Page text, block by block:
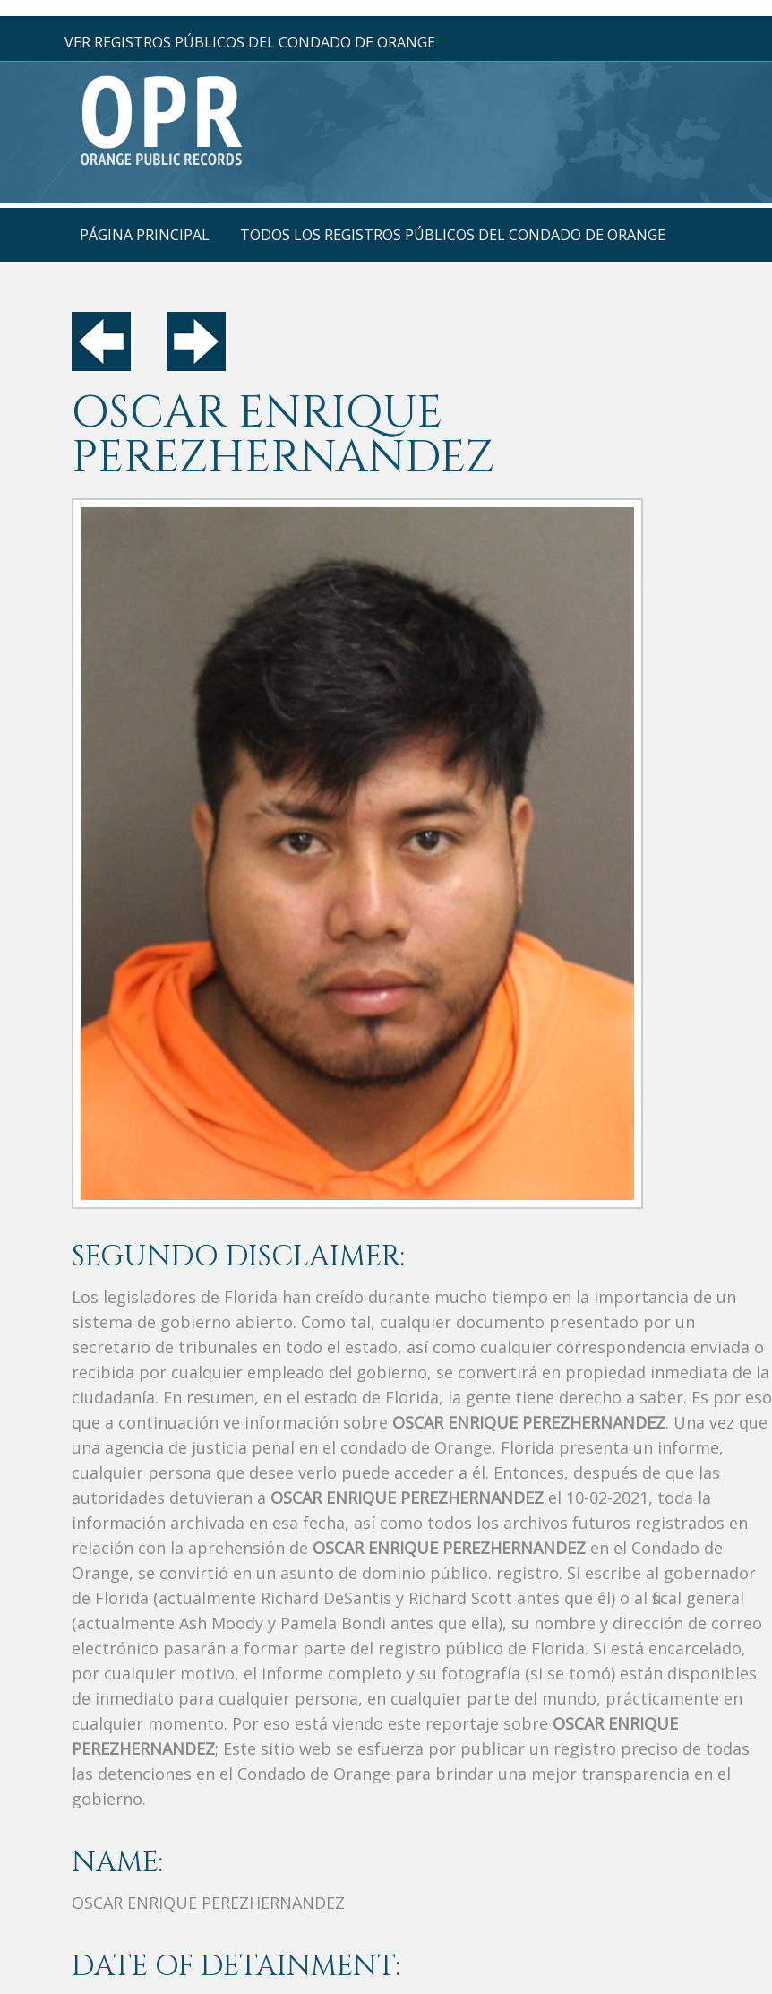
VER REGISTROS PÚBLICOS DEL CONDADO DE ORANGE
PÁGINA PRINCIPAL TODOS LOS REGISTROS PÚBLICOS DEL CONDADO DE ORANGE
OSCAR ENRIQUE
PEREZHERNANDEZ
SEGUNDO DISCLAIMER:
Los legisladores de Florida han creído durante mucho tiempo en la importancia de un
sistema de gobierno abierto. Como tal, cualquier documento presentado por un
secretario de tribunales en todo el estado, así como cualquier correspondencia enviada o
recibida por cualquier empleado del gobierno, se convertirá en propiedad inmediata de la
ciudadanía. En resumen, en el estado de Florida, la gente tiene derecho a saber. Es por eso
que a continuación ve información sobre OSCAR ENRIQUE PEREZHERNANDEZ. Una vez que
una agencia de justicia penal en el condado de Orange, Florida presenta un informe,
cualquier persona que desee verlo puede acceder a él. Entonces, después de que las
autoridades detuvieran a OSCAR ENRIQUE PEREZHERNANDEZ el 10-02-2021, toda la
información archivada en esa fecha, así como todos los archivos futuros registrados en
relación con la aprehensión de OSCAR ENRIQUE PEREZHERNANDEZ en el Condado de
Orange, se convirtió en un asunto de dominio público. registro. Si escribe al gobernador
de Florida (actualmente Richard DeSantis y Richard Scott antes que él) o al fiscal general
(actualmente Ash Moody y Pamela Bondi antes que ella), su nombre y dirección de correo
electrónico pasarán a formar parte del registro público de Florida. Si está encarcelado,
por cualquier motivo, el informe completo y su fotografía (si se tomó) están disponibles
de inmediato para cualquier persona, en cualquier parte del mundo, prácticamente en
cualquier momento. Por eso está viendo este reportaje sobre OSCAR ENRIQUE
PEREZHERNANDEZ; Este sitio web se esfuerza por publicar un registro preciso de todas
las detenciones en el Condado de Orange para brindar una mejor transparencia en el
gobierno.
NAME:
OSCAR ENRIQUE PEREZHERNANDEZ
DATE OF DETAINMENT: